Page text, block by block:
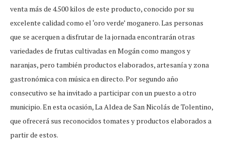
venta más de 4.500 kilos de este producto, conocido por su
excelente calidad como el ‘oro verde’ moganero. Las personas
que se acerquen a disfrutar de la jornada encontrarán otras
variedades de frutas cultivadas en Mogán como mangos y
naranjas, pero también productos elaborados, artesanía y zona
gastronómica con música en directo. Por segundo año
consecutivo se ha invitado a participar con un puesto a otro
municipio. En esta ocasión, La Aldea de San Nicolás de Tolentino,
que ofrecerá sus reconocidos tomates y productos elaborados a
partir de estos.